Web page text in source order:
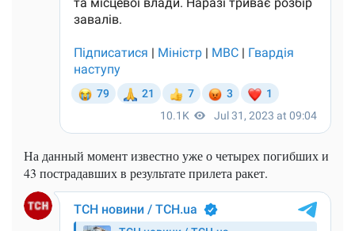
На данный момент известно уже о четырех погибших и
43 пострадавших в результате прилета ракет.